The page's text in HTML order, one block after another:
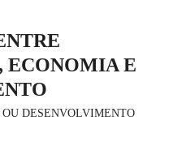
ECONOMIA E
DESENVOLVIMENTO